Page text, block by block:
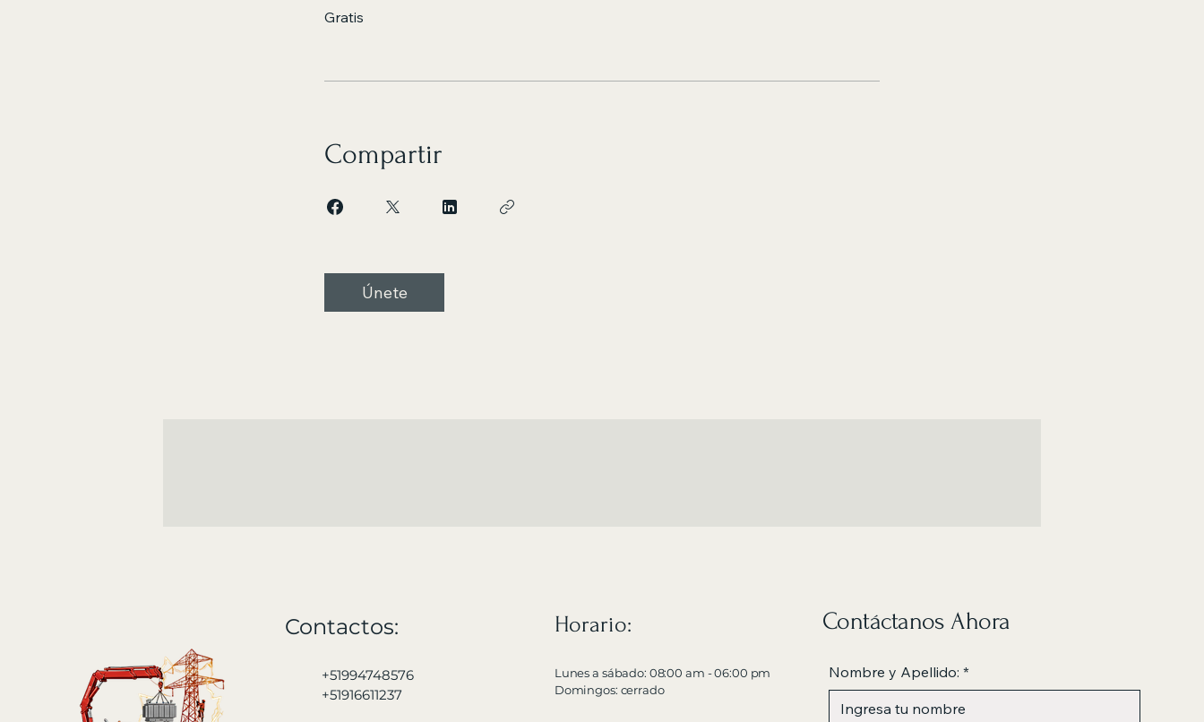
Gratis
Compartir
Únete
Contactos:
+51994748576
+51916611237
Horario:
Lunes a sábado: 08:00 am - 06:00 pm
Domingos: cerrado
Contáctanos Ahora
Nombre y Apellido: *